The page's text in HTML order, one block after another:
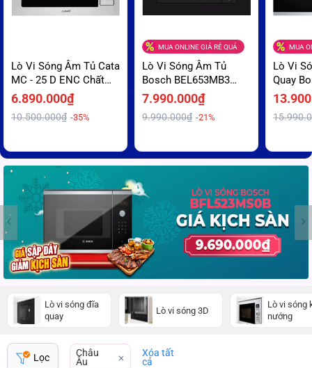
Lò Vi Sóng Âm Tủ Cata
MC - 25 D ENC Chất
Liệu Inox Sáng Bóng
6.890.000₫
10.500.000₫ -35%
MUA ONLINE GIÁ RẺ QUÁ
Lò Vi Sóng Âm Tủ
Bosch BEL653MB3
Cảm Ứng Kết Hợp Nút
Vặn Giá Cả Phải Chăng
7.990.000₫
9.990.000₫ -21%
MUA
Lò Vi
Quay
Ưu Đãi
Lò vi sóng đĩa
quay
Lò vi sóng 3D
Lò vi sóng
nướng
Lọc
Châu
Âu
Xóa tất
cả